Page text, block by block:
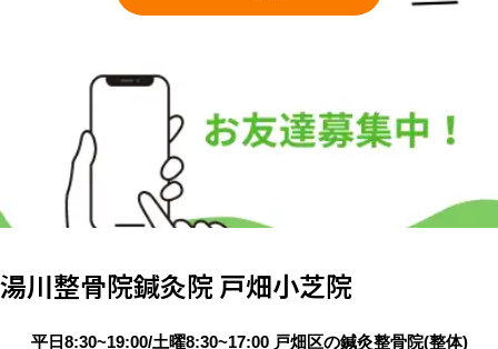
湯川整骨院鍼灸院 戸畑小芝院
平日8:30~19:00/土曜8:30~17:00 戸畑区の鍼灸整骨院(整体)